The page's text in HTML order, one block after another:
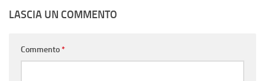
LASCIA UN COMMENTO
Commento*